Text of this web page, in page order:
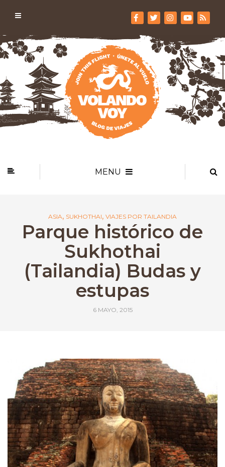
MENU
ASIA, SUKHOTHAI, VIAJES POR TAILANDIA
Parque histórico de
Sukhothai
(Tailandia) Budas y
estupas
6 MAYO, 2015